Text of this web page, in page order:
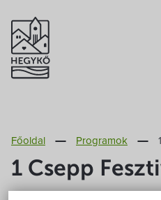
Fontos
Szabadidő
Főoldal Programok
1 Csepp